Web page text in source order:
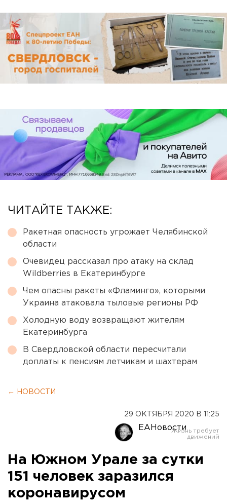
ЧИТАЙТЕ ТАКЖЕ:
Ракетная опасность угрожает Челябинской
области
Очевидец рассказал про атаку на склад
Wildberries в Екатеринбурге
Чем опасны ракеты «Фламинго», которыми
Украина атаковала тыловые регионы РФ
Холодную воду возвращают жителям
Екатеринбурга
В Свердловской области пересчитали
доплаты к пенсиям летчикам и шахтерам
← НОВОСТИ
29 ОКТЯБРЯ 2020 В 11:25
ЕАНовости
На Южном Урале за сутки
151 человек заразился
коронавирусом